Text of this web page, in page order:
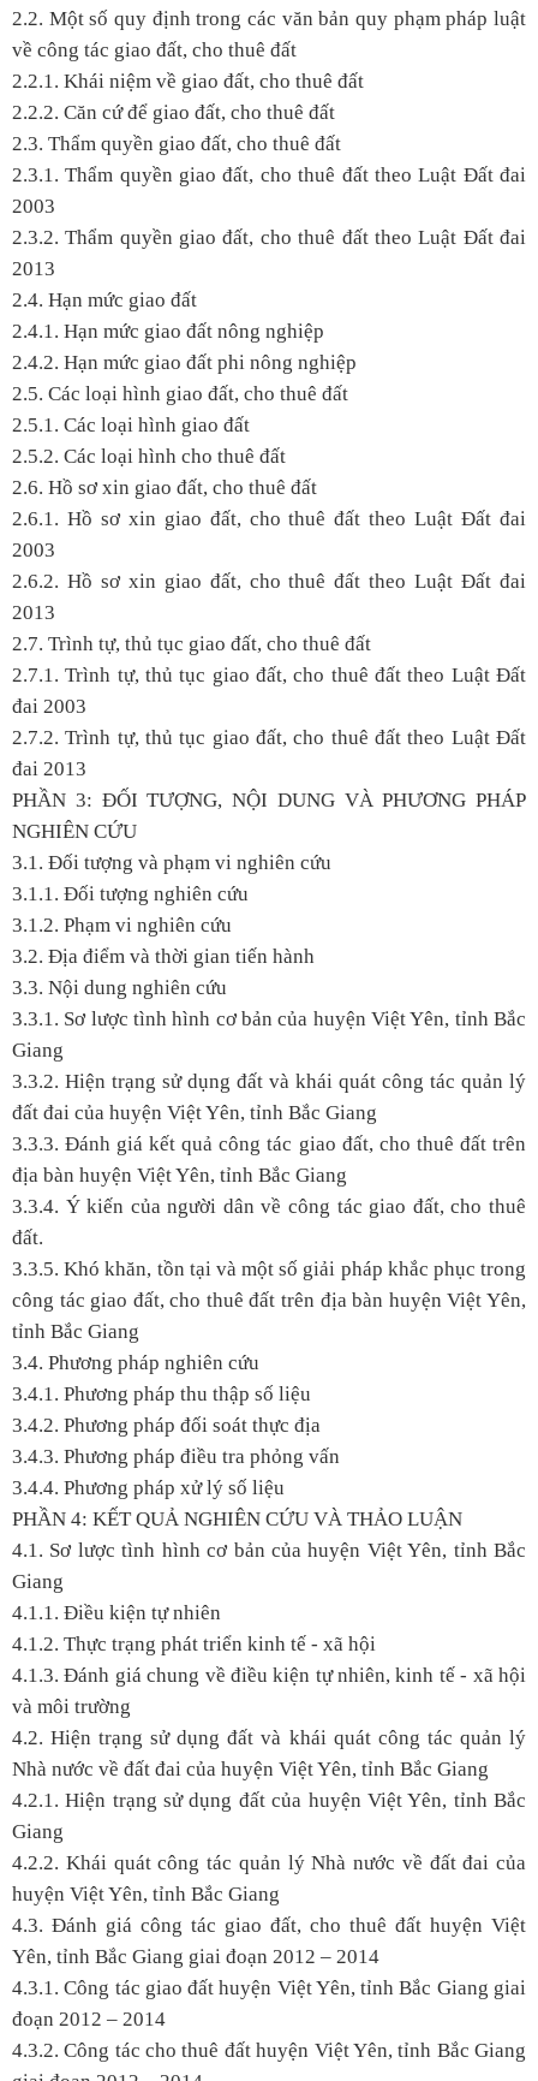
2.2. Một số quy định trong các văn bản quy phạm pháp luật
về công tác giao đất, cho thuê đất
2.2.1. Khái niệm về giao đất, cho thuê đất
2.2.2. Căn cứ để giao đất, cho thuê đất
2.3. Thẩm quyền giao đất, cho thuê đất
2.3.1. Thẩm quyền giao đất, cho thuê đất theo Luật Đất đai
2003
2.3.2. Thẩm quyền giao đất, cho thuê đất theo Luật Đất đai
2013
2.4. Hạn mức giao đất
2.4.1. Hạn mức giao đất nông nghiệp
2.4.2. Hạn mức giao đất phi nông nghiệp
2.5. Các loại hình giao đất, cho thuê đất
2.5.1. Các loại hình giao đất
2.5.2. Các loại hình cho thuê đất
2.6. Hồ sơ xin giao đất, cho thuê đất
2.6.1. Hồ sơ xin giao đất, cho thuê đất theo Luật Đất đai
2003
2.6.2. Hồ sơ xin giao đất, cho thuê đất theo Luật Đất đai
2013
2.7. Trình tự, thủ tục giao đất, cho thuê đất
2.7.1. Trình tự, thủ tục giao đất, cho thuê đất theo Luật Đất
đai 2003
2.7.2. Trình tự, thủ tục giao đất, cho thuê đất theo Luật Đất
đai 2013
PHẦN 3: ĐỐI TƯỢNG, NỘI DUNG VÀ PHƯƠNG PHÁP
NGHIÊN CỨU
3.1. Đối tượng và phạm vi nghiên cứu
3.1.1. Đối tượng nghiên cứu
3.1.2. Phạm vi nghiên cứu
3.2. Địa điểm và thời gian tiến hành
3.3. Nội dung nghiên cứu
3.3.1. Sơ lược tình hình cơ bản của huyện Việt Yên, tỉnh Bắc
Giang
3.3.2. Hiện trạng sử dụng đất và khái quát công tác quản lý
đất đai của huyện Việt Yên, tỉnh Bắc Giang
3.3.3. Đánh giá kết quả công tác giao đất, cho thuê đất trên
địa bàn huyện Việt Yên, tỉnh Bắc Giang
3.3.4. Ý kiến của người dân về công tác giao đất, cho thuê
đất.
3.3.5. Khó khăn, tồn tại và một số giải pháp khắc phục trong
công tác giao đất, cho thuê đất trên địa bàn huyện Việt Yên,
tỉnh Bắc Giang
3.4. Phương pháp nghiên cứu
3.4.1. Phương pháp thu thập số liệu
3.4.2. Phương pháp đối soát thực địa
3.4.3. Phương pháp điều tra phỏng vấn
3.4.4. Phương pháp xử lý số liệu
PHẦN 4: KẾT QUẢ NGHIÊN CỨU VÀ THẢO LUẬN
4.1. Sơ lược tình hình cơ bản của huyện Việt Yên, tỉnh Bắc
Giang
4.1.1. Điều kiện tự nhiên
4.1.2. Thực trạng phát triển kinh tế - xã hội
4.1.3. Đánh giá chung về điều kiện tự nhiên, kinh tế - xã hội
và môi trường
4.2. Hiện trạng sử dụng đất và khái quát công tác quản lý
Nhà nước về đất đai của huyện Việt Yên, tỉnh Bắc Giang
4.2.1. Hiện trạng sử dụng đất của huyện Việt Yên, tỉnh Bắc
Giang
4.2.2. Khái quát công tác quản lý Nhà nước về đất đai của
huyện Việt Yên, tỉnh Bắc Giang
4.3. Đánh giá công tác giao đất, cho thuê đất huyện Việt
Yên, tỉnh Bắc Giang giai đoạn 2012 – 2014
4.3.1. Công tác giao đất huyện Việt Yên, tỉnh Bắc Giang giai
đoạn 2012 – 2014
4.3.2. Công tác cho thuê đất huyện Việt Yên, tỉnh Bắc Giang